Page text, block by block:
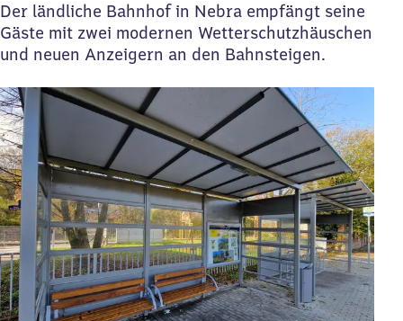
Der ländliche Bahnhof in Nebra empfängt seine
Gäste mit zwei modernen Wetterschutzhäuschen
und neuen Anzeigern an den Bahnsteigen.